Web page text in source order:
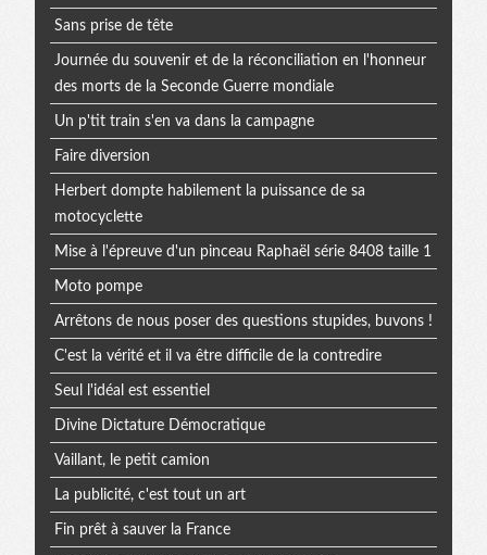
Sans prise de tête
Journée du souvenir et de la réconciliation en l'honneur
des morts de la Seconde Guerre mondiale
Un p'tit train s'en va dans la campagne
Faire diversion
Herbert dompte habilement la puissance de sa
motocyclette
Mise à l'épreuve d'un pinceau Raphaël série 8408 taille 1
Moto pompe
Arrêtons de nous poser des questions stupides, buvons !
C'est la vérité et il va être difficile de la contredire
Seul l'idéal est essentiel
Divine Dictature Démocratique
Vaillant, le petit camion
La publicité, c'est tout un art
Fin prêt à sauver la France